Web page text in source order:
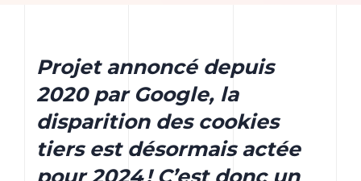
Projet annoncé depuis
2020 par Google, la
disparition des cookies
tiers est désormais actée
pour 2024 ! C’est donc un